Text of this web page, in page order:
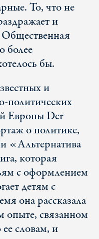
То, что не
и
Общественная
более
бы.
и
политических
Европы Der
о политике,
«Альтернатива
которая
с оформлением
детям с
она рассказала
опыте, связанном
словам, и